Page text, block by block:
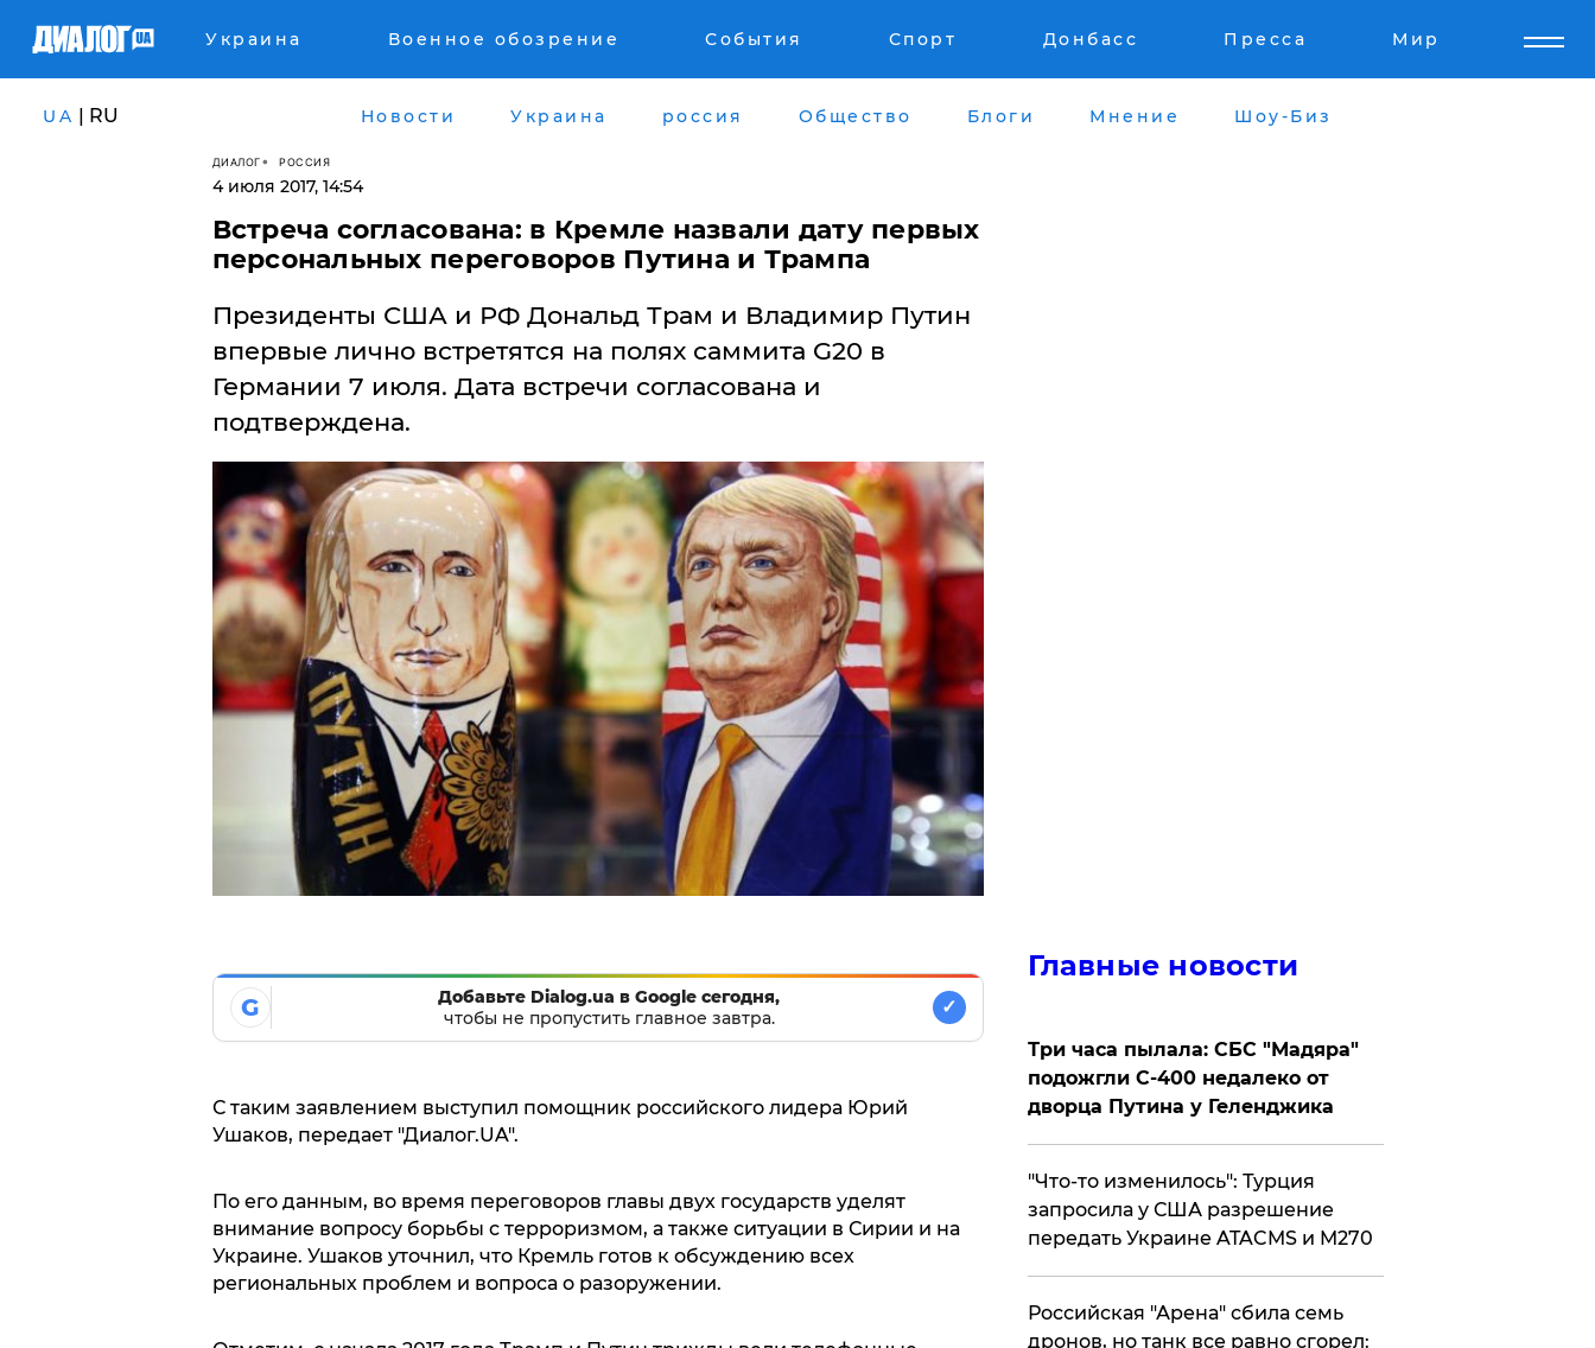
Украина Военное обозрение События Спорт Донбасс Пресса Мир
UA | RU Новости Украина россия Общество Блоги Мнение Шоу-Биз
ДИАЛОГ РОССИЯ
4 июля 2017, 14:54
Встреча согласована: в Кремле назвали дату первых
персональных переговоров Путина и Трампа
​Президенты США и РФ Дональд Трам и Владимир Путин
впервые лично встретятся на полях саммита G20 в
Германии 7 июля. Дата встречи согласована и
подтверждена.
G
Добавьте Dialog.ua в Google сегодня,
чтобы не пропустить главное завтра.
✓
С таким заявлением выступил помощник российского лидера Юрий
Ушаков, передает "Диалог.UA".
По его данным, во время переговоров главы двух государств уделят
внимание вопросу борьбы с терроризмом, а также ситуации в Сирии и на
Украине. Ушаков уточнил, что Кремль готов к обсуждению всех
региональных проблем и вопроса о разоружении.
Главные новости
Три часа пылала: СБС "Мадяра"
подожгли С-400 недалеко от
дворца Путина у Геленджика
​"Что-то изменилось": Турция
запросила у США разрешение
передать Украине ATACMS и M270
​Российская "Арена" сбила семь
дронов, но танк все равно сгорел: